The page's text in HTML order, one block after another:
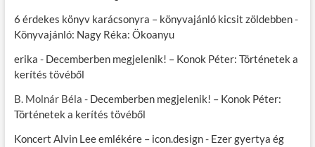
6 érdekes könyv karácsonyra – könyvajánló kicsit zöldebben-
Könyvajánló: Nagy Réka: Ökoanyu
erika - Decemberben megjelenik! – Konok Péter: Történetek a
kerítés tövéből
B. Molnár Béla - Decemberben megjelenik! – Konok Péter:
Történetek a kerítés tövéből
Koncert Alvin Lee emlékére – icon.design- Ezer gyertya ég